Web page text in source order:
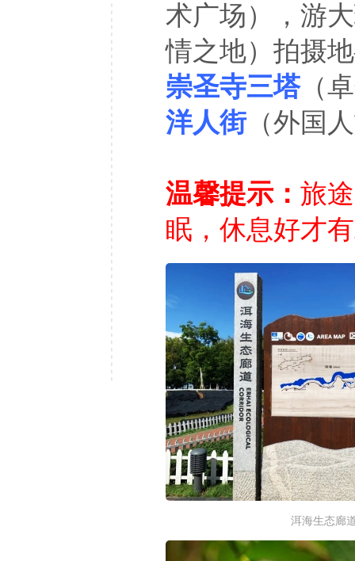
术广场），游
情之地）拍摄
崇圣寺三塔（
洋人街（外国
温馨提示： 旅
眠，休息好才
洱海生态廊